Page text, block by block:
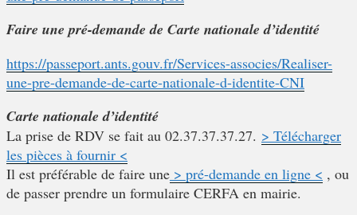
Faire une pré-demande de Carte nationale d’identité
https://passeport.ants.gouv.fr/Services-associes/Realiser-
une-pre-demande-de-carte-nationale-d-identite-CNI
Carte nationale d’identité
La prise de RDV se fait au 02.37.37.37.27. > Télécharger
les pièces à fournir <
Il est préférable de faire une > pré-demande en ligne < , ou
de passer prendre un formulaire CERFA en mairie.